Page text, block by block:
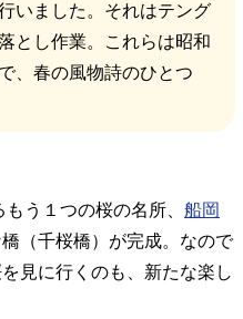
いました。それはテング
とし作業。これらは昭和
、春の風物詩のひとつ
う１つの桜の名所、 船岡
（千桜橋）が完成。なので
見に行くのも、新たな楽し